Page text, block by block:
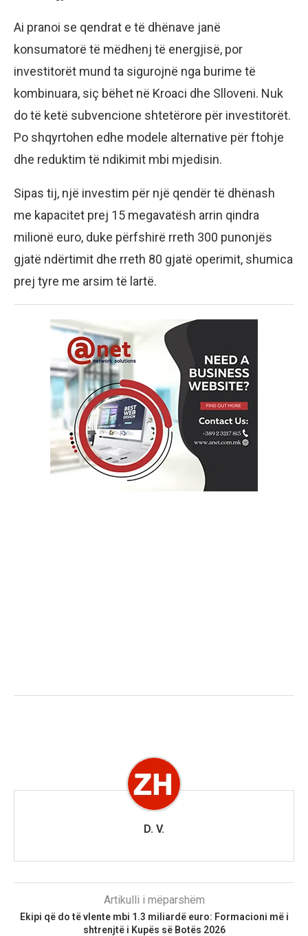
Ai pranoi se qendrat e të dhënave janë
konsumatorë të mëdhenj të energjisë, por
investitorët mund ta sigurojnë nga burime të
kombinuara, siç bëhet në Kroaci dhe Slloveni. Nuk
do të ketë subvencione shtetërore për investitorët.
Po shqyrtohen edhe modele alternative për ftohje
dhe reduktim të ndikimit mbi mjedisin.
Sipas tij, një investim për një qendër të dhënash
me kapacitet prej 15 megavatësh arrin qindra
milionë euro, duke përfshirë rreth 300 punonjës
gjatë ndërtimit dhe rreth 80 gjatë operimit, shumica
prej tyre me arsim të lartë.
D. V.
Artikulli i mëparshëm
Ekipi që do të vlente mbi 1.3 miliardë euro: Formacioni më i
shtrenjtë i Kupës së Botës 2026